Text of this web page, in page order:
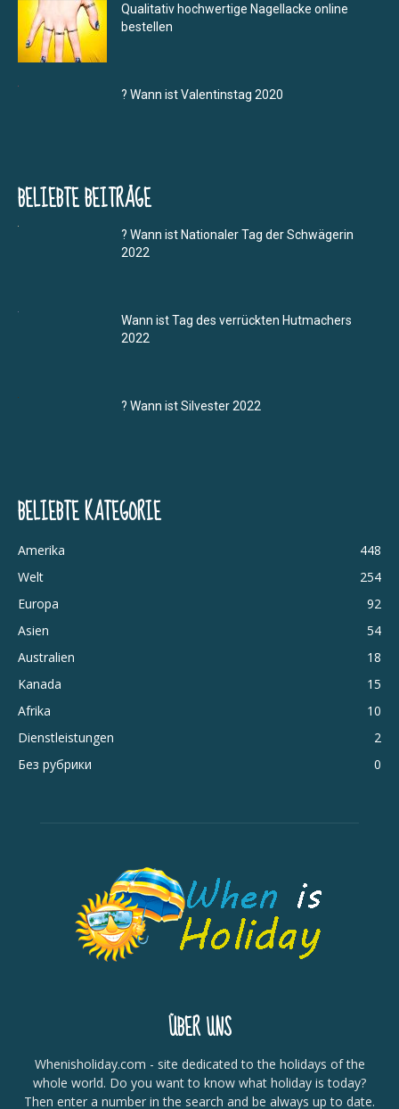
Qualitativ hochwertige Nagellacke online
bestellen
? Wann ist Valentinstag 2020
BELIEBTE BEITRÄGE
? Wann ist Nationaler Tag der Schwägerin
2022
Wann ist Tag des verrückten Hutmachers
2022
? Wann ist Silvester 2022
BELIEBTE KATEGORIE
Amerika
448
Welt
254
Europa
92
Asien
54
Australien
18
Kanada
15
Afrika
10
Dienstleistungen
2
Без рубрики
0
ÜBER UNS
Whenisholiday.com - site dedicated to the holidays of the
whole world. Do you want to know what holiday is today?
Then enter a number in the search and be always up to date.